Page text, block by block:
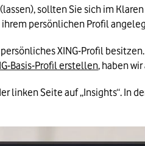
sollten Sie sich im
persönlichen Profil
XING-Profil
Basis-Profil erstellen, haben
linken Seite auf „Insights“. In